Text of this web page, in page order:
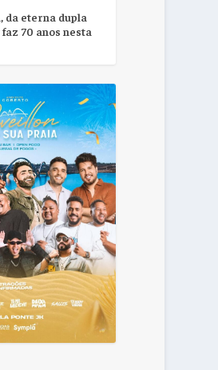
da eterna dupla
faz 70 anos nesta